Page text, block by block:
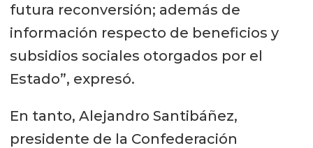
futura reconversión; además de
información respecto de beneficios y
subsidios sociales otorgados por el
Estado”, expresó.
En tanto, Alejandro Santibáñez,
presidente de la Confederación